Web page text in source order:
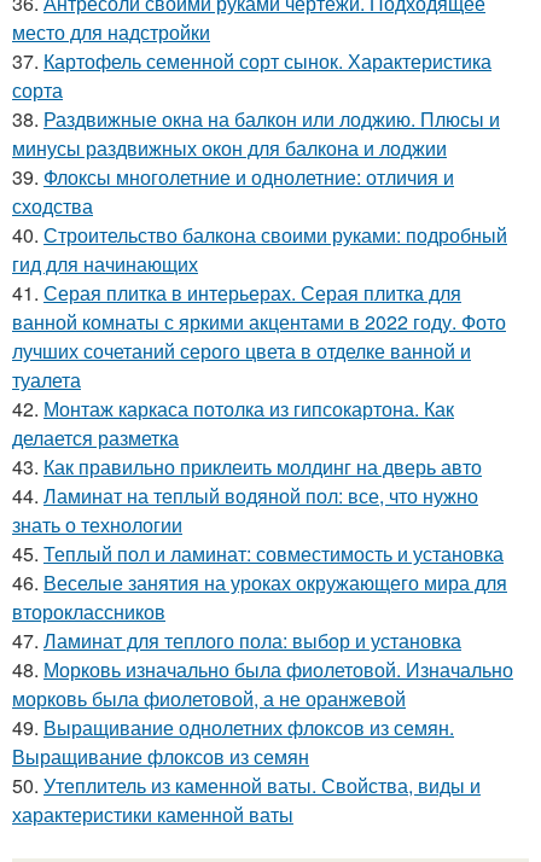
место для надстройки
37. Картофель семенной сорт сынок. Характеристика
сорта
38. Раздвижные окна на балкон или лоджию. Плюсы и
минусы раздвижных окон для балкона и лоджии
39. Флоксы многолетние и однолетние: отличия и
сходства
40. Строительство балкона своими руками: подробный
гид для начинающих
41. Серая плитка в интерьерах. Серая плитка для
ванной комнаты с яркими акцентами в 2022 году. Фото
лучших сочетаний серого цвета в отделке ванной и
туалета
42. Монтаж каркаса потолка из гипсокартона. Как
делается разметка
43. Как правильно приклеить молдинг на дверь авто
44. Ламинат на теплый водяной пол: все, что нужно
знать о технологии
45. Теплый пол и ламинат: совместимость и установка
46. Веселые занятия на уроках окружающего мира для
второклассников
47. Ламинат для теплого пола: выбор и установка
48. Морковь изначально была фиолетовой. Изначально
морковь была фиолетовой, а не оранжевой
49. Выращивание однолетних флоксов из семян.
Выращивание флоксов из семян
50. Утеплитель из каменной ваты. Свойства, виды и
характеристики каменной ваты